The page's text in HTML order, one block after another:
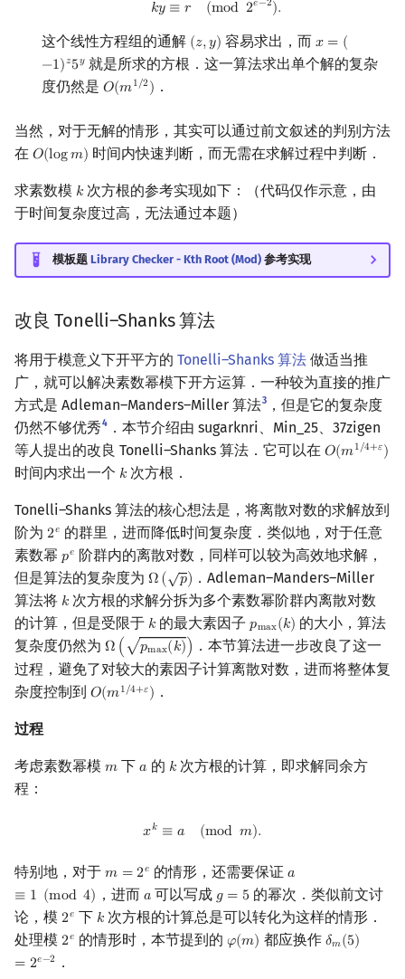
𝑘𝑦 ≡ 𝑟 (mod 2𝑒−2).
这个线性方程组的通解 (𝑧,𝑦)
(z,y) 容易求出，而 𝑥 = (
−1)𝑧5𝑦
x=(− 1)
就是所求的方根．这一算法求出单个解的复杂
度仍然是 𝑂(𝑚1/2)
O(m1/2) ．
当然，对于无解的情形，其实可以通过前文叙述的判别方法
在 𝑂(log𝑚)
O(logm) 时间内快速判断，而无需在求解过程中判断．
求素数模 𝑘
k 次方根的参考实现如下：（代码仅作示意，由
于时间复杂度过高，无法通过本题）
模板题 Library Checker - Kth Root (Mod)参考实现
改良 Tonelli–Shanks 算法
将用于模意义下开平方的 Tonelli–Shanks 算法 做适当推
广，就可以解决素数幂模下开方运算．一种较为直接的推广
方式是 Adleman–Manders–Miller 算法3 ，但是它的复杂度
仍然不够优秀4 ．本节介绍由 sugarknri、Min_25、37zigen
等人提出的改良 Tonelli–Shanks 算法．它可以在 𝑂(𝑚1/4+𝜀)
O(m1/4+ε)
时间内求出一个 𝑘
k 次方根．
Tonelli–Shanks 算法的核心想法是，将离散对数的求解放到
阶为 2𝑒
2e 的群里，进而降低时间复杂度．类似地，对于任意
素数幂 𝑝𝑒
pe 阶群内的离散对数，同样可以较为高效地求解，
但是算法的复杂度为 Ω( √𝑝)
Ω (p)
．Adleman–Manders–Miller
算法将 𝑘
k 次方根的求解分拆为多个素数幂阶群内离散对数
的计算，但是受限于 𝑘
k 的最大素因子𝑝max(𝑘)
pmax(k )的大小，算法
复杂度仍然为 Ω (√𝑝max(𝑘))
Ω pmax(k))
．本节算法进一步改良了这一
过程，避免了对较大的素因子计算离散对数，进而将整体复
杂度控制到 𝑂(𝑚1/4+𝜀)
O(m1/4+ε) ．
过程
考虑素数幂模 𝑚
m 下𝑎
a 的 𝑘
k次方根的计算，即求解同余方
程：
𝑥𝑘 ≡ 𝑎 (mod 𝑚).
xk ≡a modm ).
特别地，对于 𝑚 = 2𝑒
m =2e 的情形，还需要保证 𝑎
≡ 1 (mod 4)
a
，进而 𝑎
a 可以写成 𝑔 = 5
g =5
的幂次．类似前文讨
论，模 2𝑒
2e 下 𝑘
k次方根的计算总是可以转化为这样的情形．
处理模 2𝑒
2e 的情形时，本节提到的 𝜑(𝑚)
φ(m) 都应换作 𝛿𝑚(5)
= 2𝑒−2
δm(5)
．